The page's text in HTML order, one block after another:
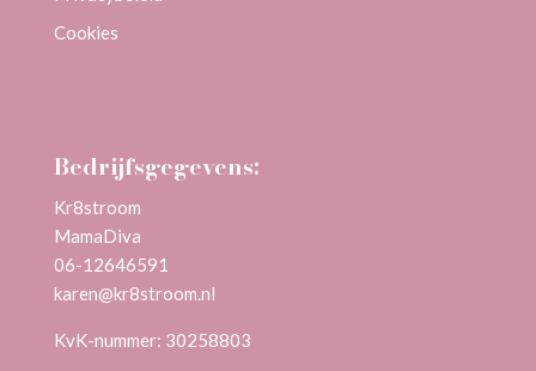
Cookies
Bedrijfsgegevens:
Kr8stroom
MamaDiva
06-12646591
karen@kr8stroom.nl
KvK-nummer: 30258803